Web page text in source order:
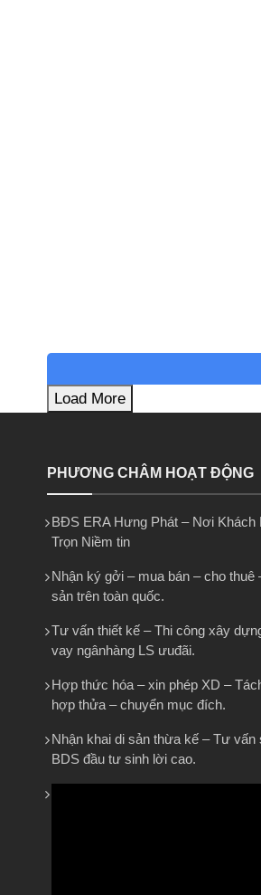
Load More
PHƯƠNG CHÂM HOẠT ĐỘNG
BĐS ERA Hưng Phát – Nơi Khách
Trọn Niềm tin
Nhận ký gởi – mua bán – cho thuê
sản trên toàn quốc.
Tư vấn thiết kế – Thi công xây
vay ngânhàng LS ưuđãi.
Hợp thức hóa – xin phép XD –
hợp thửa – chuyển mục đích.
Nhận khai di sản thừa kế – Tư vấn
BDS đầu tư sinh lời cao.